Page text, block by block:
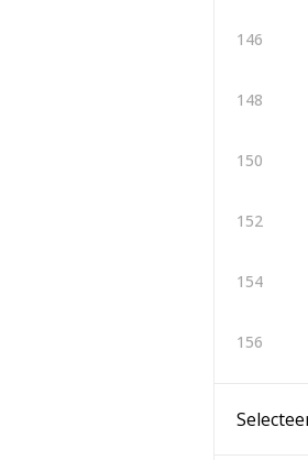
146
148
150
152
154
156